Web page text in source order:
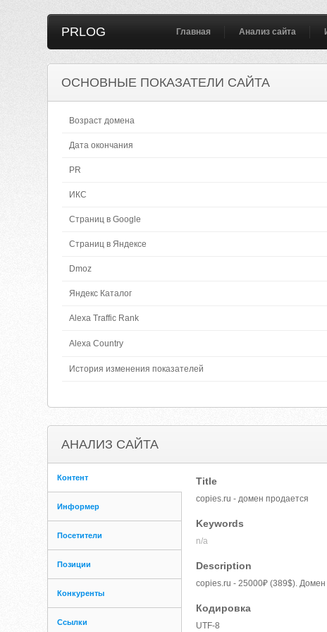
PRLOG Главная Анализ сайта
ОСНОВНЫЕ ПОКАЗАТЕЛИ САЙТА
Возраст домена
Дата окончания
PR
ИКС
Страниц в Google
Страниц в Яндексе
Dmoz
Яндекс Каталог
Alexa Traffic Rank
Alexa Country
История изменения показателей
АНАЛИЗ САЙТА
Контент
Информер
Посетители
Позиции
Конкуренты
Ссылки
Title
copies.ru - домен продается
Keywords
n/a
Description
copies.ru - 25000₽ (389$).
Кодировка
UTF-8